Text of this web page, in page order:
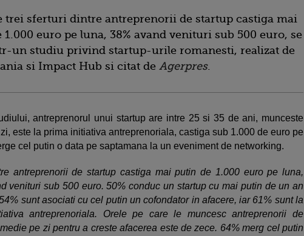
trei sferturi dintre antreprenorii de startup castiga mai
1.000 euro pe luna, 38% avand venituri sub 500 euro, se
un studiu privind startup-urile romanesti, realizat de
si Impact Hub si citat de Agerpres.
antreprenorul unui startup are intre 25 si 35 de ani, munceste
este la prima initiativa antreprenoriala, castiga sub 1.000 de euro pe
cel putin o data pe saptamana la un eveniment de networking.
antreprenorii de startup castiga mai putin de 1.000 euro pe luna,
venituri sub 500 euro. 50% conduc un startup cu mai putin de un an
sunt asociati cu cel putin un cofondator in afacere, iar 61% sunt la
antreprenoriala. Orele pe care le muncesc antreprenorii de
pe zi pentru a creste afacerea este de zece. 64% merg cel putin